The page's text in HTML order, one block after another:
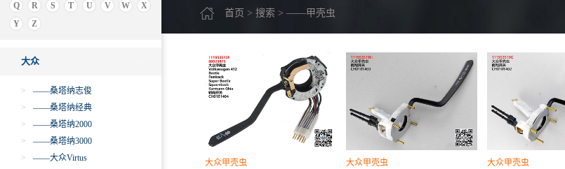
Q
R S T U V W
X
Y
Z
D
大众
>
——桑塔纳志俊
>
——桑塔纳经典
>
——桑塔纳2000
>
——桑塔纳3000
>
——大众Virtus
首页 > 搜索 > ——甲壳虫
大众甲壳虫
大众甲壳虫
大众甲壳虫